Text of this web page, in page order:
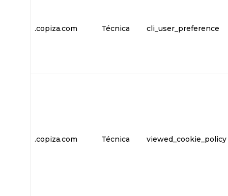
.copiza.com Técnica cli_user_preference
.copiza.com Técnica viewed_cookie_policy